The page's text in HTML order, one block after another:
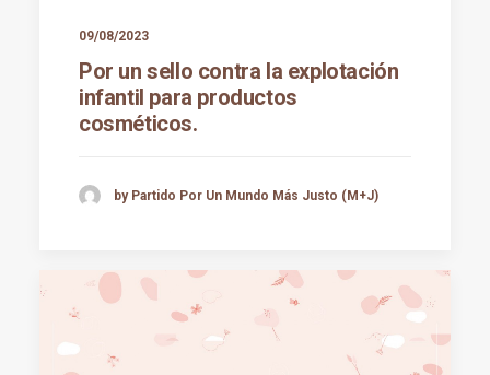
09/08/2023
Por un sello contra la explotación
infantil para productos
cosméticos.
by Partido Por Un Mundo Más Justo (M+J)